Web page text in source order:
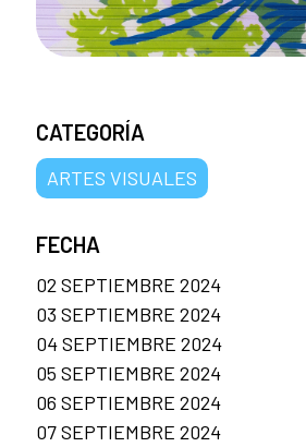
CATEGORÍA
ARTES VISUALES
FECHA
02 SEPTIEMBRE 2024
03 SEPTIEMBRE 2024
04 SEPTIEMBRE 2024
05 SEPTIEMBRE 2024
06 SEPTIEMBRE 2024
07 SEPTIEMBRE 2024